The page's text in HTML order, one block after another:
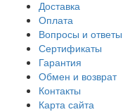
Доставка
Оплата
Вопросы и ответы
Сертификаты
Гарантия
Обмен и возврат
Контакты
Карта сайта